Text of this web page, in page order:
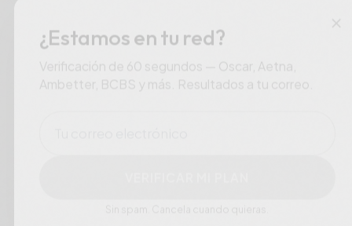
×
¿Estamos en tu red?
Verificación de 60 segundos — Oscar, Aetna,
Ambetter, BCBS y más. Resultados a tu correo.
Sin spam. Cancela cuando quieras.